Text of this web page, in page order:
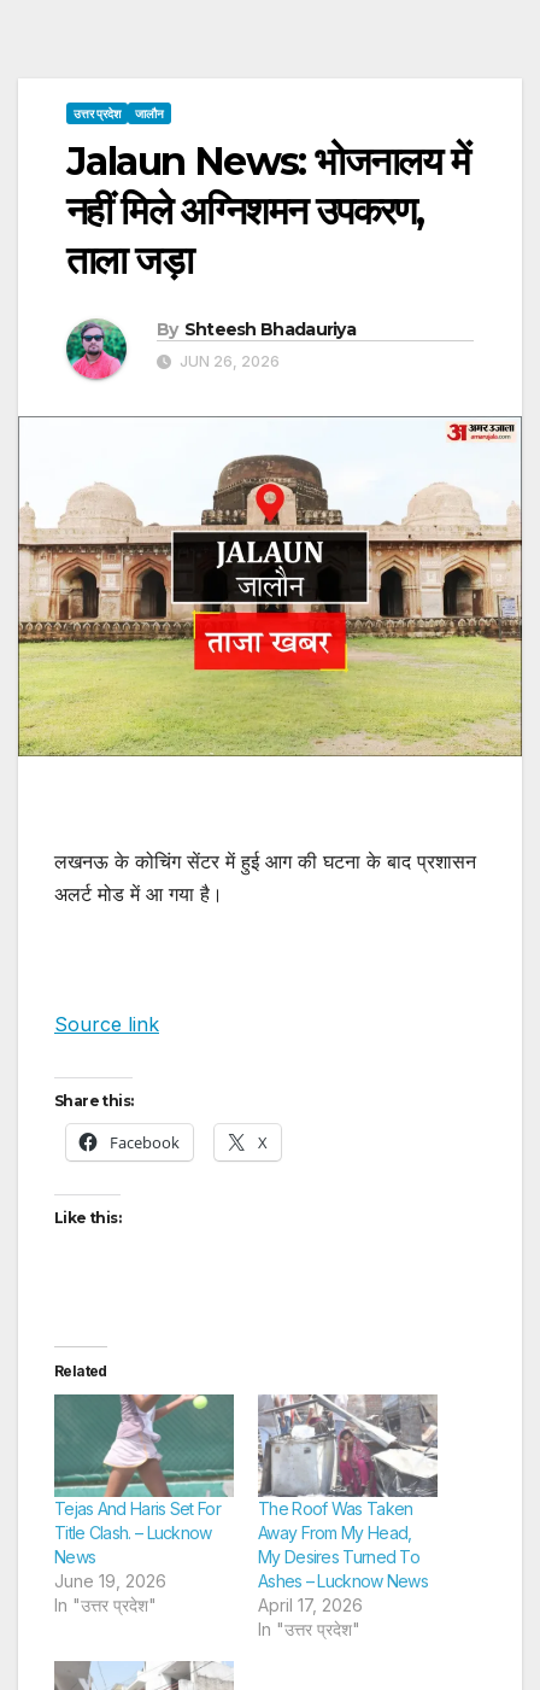
उत्तर प्रदेश जालौन
Jalaun News: भोजनालय में
नहीं मिले अग्निशमन उपकरण,
ताला जड़ा
By Shteesh Bhadauriya
JUN 26, 2026
लखनऊ के कोचिंग सेंटर में हुई आग की घटना के बाद प्रशासन
अलर्ट मोड में आ गया है।
Source link
Share this:
Facebook X
Like this:
Related
Tejas And Haris Set For
Title Clash. – Lucknow
News
June 19, 2026
In "उत्तर प्रदेश"
The Roof Was Taken
Away From My Head,
My Desires Turned To
Ashes – Lucknow News
April 17, 2026
In "उत्तर प्रदेश"